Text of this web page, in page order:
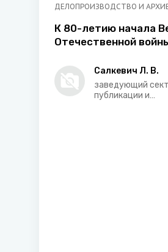
ДЕЛОПРОИЗВОДСТВО И
К 80-летию начала
Отечественной
Салкевич Л. В.
заведующий
публикации и